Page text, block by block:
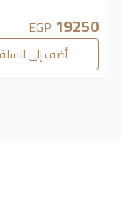
19250
EGP
أضف إلى السلة